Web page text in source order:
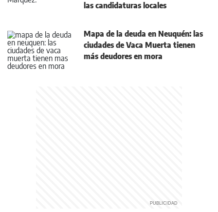
las candidaturas locales
Mapa de la deuda en Neuquén: las
ciudades de Vaca Muerta tienen
más deudores en mora